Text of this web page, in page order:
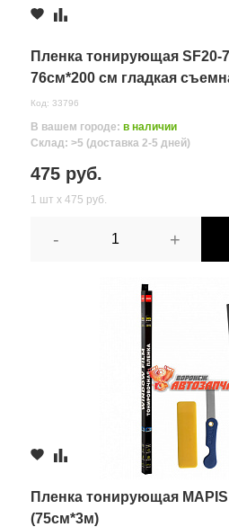
Артикул:
2 шт.
г.Лиски, ул.
30/1
Комментарий
Все поля формы обязательны
Отправляя форму вы соглашаетесь на
Пленка тонирующая SF20-
76см*200 см гладкая
Код: 33796
В вашем городе: в наличии
Склад: >5 (доставка 2-5 дней)
475 руб.
1 шт х 475 руб.
- +
Пленка тонирующая
(75см*3м)